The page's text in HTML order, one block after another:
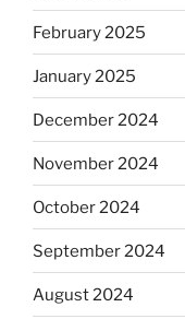
February 2025
January 2025
December 2024
November 2024
October 2024
September 2024
August 2024